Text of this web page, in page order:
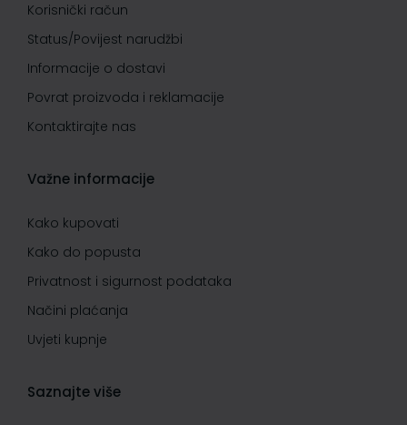
Korisnički račun
Status/Povijest narudžbi
Informacije o dostavi
Povrat proizvoda i reklamacije
Kontaktirajte nas
Važne informacije
Kako kupovati
Kako do popusta
Privatnost i sigurnost podataka
Načini plaćanja
Uvjeti kupnje
Saznajte više